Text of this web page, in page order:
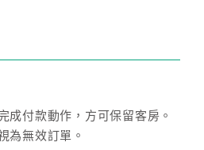
成付款動作，方可保留客房。
為無效訂單。